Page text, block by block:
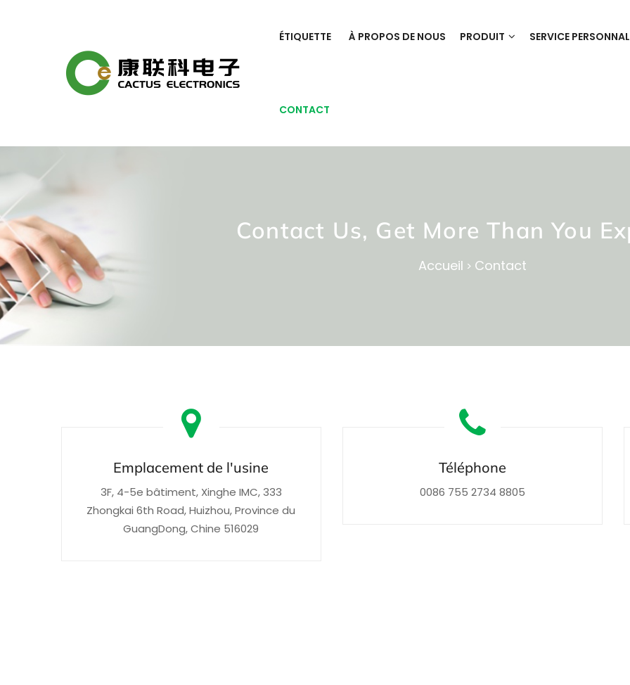
ÉTIQUETTE À PROPOS DE NOUS PRODUIT SERVICE
CONTACT
Contact Us, Get More Than You
Accueil > Contact
Emplacement de l'usine
3F, 4-5e bâtiment, Xinghe IMC, 333
Zhongkai 6th Road, Huizhou, Province du
GuangDong, Chine 516029
Téléphone
0086 755 2734 8805